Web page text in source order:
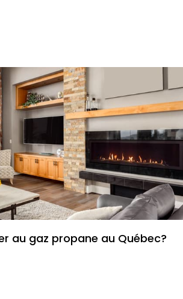
au gaz propane au Québec?